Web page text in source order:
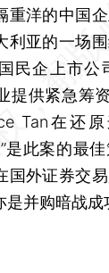
重洋的中国
利亚的一场
民企上市公
提供紧急筹
Tan在还
是此案的最
国外证券交
并购暗战成